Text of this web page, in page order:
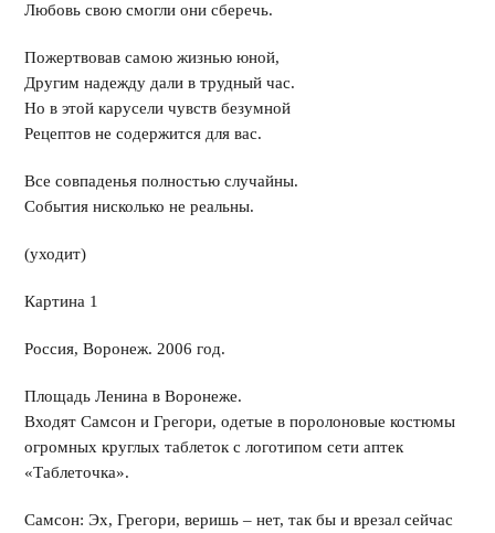
Любовь свою смогли они сберечь.
Пожертвовав самою жизнью юной,
Другим надежду дали в трудный час.
Но в этой карусели чувств безумной
Рецептов не содержится для вас.
Все совпаденья полностью случайны.
События нисколько не реальны.
(уходит)
Картина 1
Россия, Воронеж. 2006 год.
Площадь Ленина в Воронеже.
Входят Самсон и Грегори, одетые в поролоновые костюмы
огромных круглых таблеток с логотипом сети аптек
«Таблеточка».
Самсон: Эх, Грегори, веришь – нет, так бы и врезал сейчас